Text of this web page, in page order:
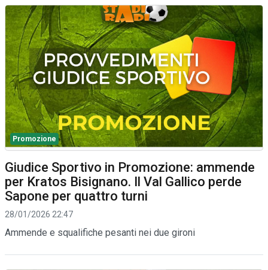
Promozione
Giudice Sportivo in Promozione: ammende
per Kratos Bisignano. Il Val Gallico perde
Sapone per quattro turni
28/01/2026 22:47
Ammende e squalifiche pesanti nei due gironi